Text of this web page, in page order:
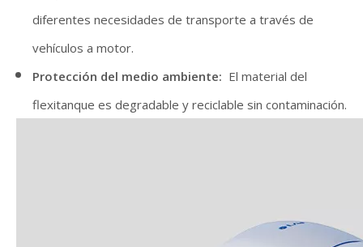
diferentes necesidades de transporte a través de
vehículos a motor.
Protección del medio ambiente: El material del
flexitanque es degradable y reciclable sin contaminación.